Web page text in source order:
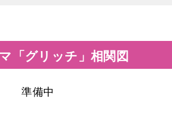
「グリッチ」相関図
準備中